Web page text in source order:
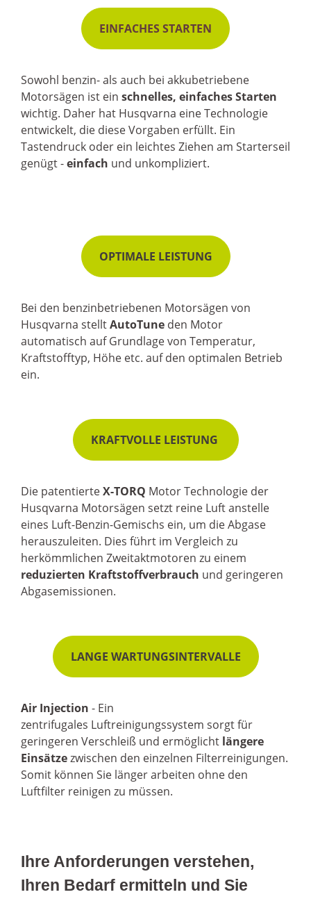
EINFACHES STARTEN
Sowohl benzin- als auch bei akkubetriebene
Motorsägen ist ein schnelles, einfaches Starten
wichtig. Daher hat Husqvarna eine Technologie
entwickelt, die diese Vorgaben erfüllt. Ein
Tastendruck oder ein leichtes Ziehen am Starterseil
genügt -einfach und unkompliziert.
OPTIMALE LEISTUNG
Bei den benzinbetriebenen Motorsägen von
Husqvarna stelltAutoTune den Motor
automatisch auf Grundlage von Temperatur,
Kraftstofftyp, Höhe etc. auf den optimalen Betrieb
ein.
KRAFTVOLLE LEISTUNG
Die patentierteX-TORQ Motor Technologie der
Husqvarna Motorsägen setzt reine Luft anstelle
eines Luft-Benzin-Gemischs ein, um die Abgase
herauszuleiten. Dies führt im Vergleich zu
herkömmlichen Zweitaktmotoren zu einem
reduzierten Kraftstoffverbrauch und geringeren
Abgasemissionen.
LANGE WARTUNGSINTERVALLE
Air Injection - Ein
zentrifugales Luftreinigungssystem sorgt für
geringeren Verschleiß und ermöglicht längere
Einsätzezwischen den einzelnen Filterreinigungen.
Somit können Sie längerarbeiten ohne den
Luftfilter reinigen zu müssen.
Ihre Anforderungen verstehen,
Ihren Bedarf ermitteln und Sie